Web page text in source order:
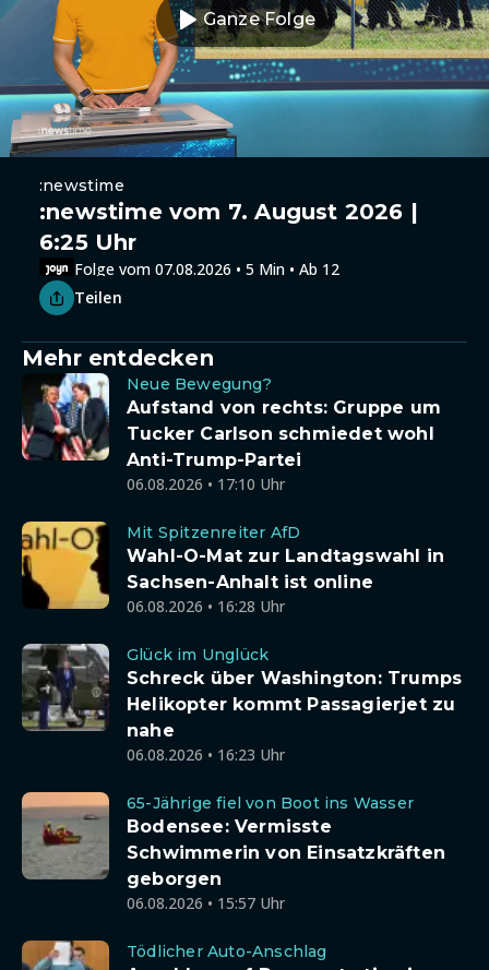
Ganze Folge
:newstime
:newstime vom 7. August 2026 |
6:25 Uhr
Folge vom 07.08.2026 • 5 Min • Ab 12
Teilen
Mehr entdecken
Neue Bewegung?
Aufstand von rechts: Gruppe um
Tucker Carlson schmiedet wohl
Anti-Trump-Partei
06.08.2026 • 17:10 Uhr
Mit Spitzenreiter AfD
Wahl-O-Mat zur Landtagswahl in
Sachsen-Anhalt ist online
06.08.2026 • 16:28 Uhr
Glück im Unglück
Schreck über Washington: Trumps
Helikopter kommt Passagierjet zu
nahe
06.08.2026 • 16:23 Uhr
65-Jährige fiel von Boot ins Wasser
Bodensee: Vermisste
Schwimmerin von Einsatzkräften
geborgen
06.08.2026 • 15:57 Uhr
Tödlicher Auto-Anschlag